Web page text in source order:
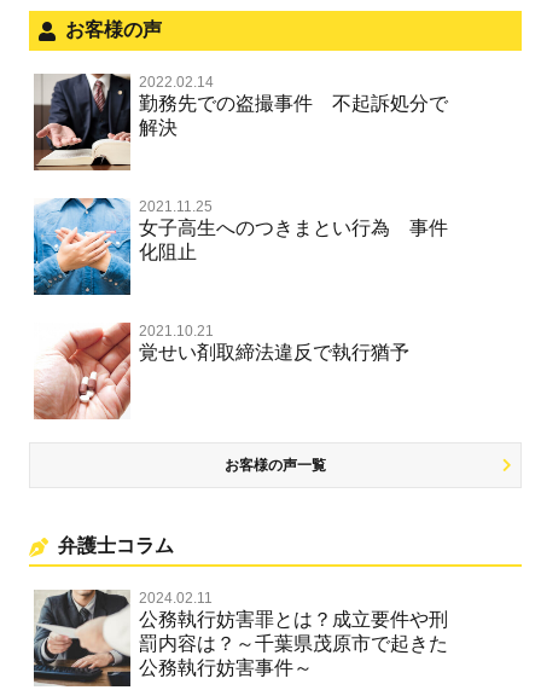
不正競争防止法
住居侵入等
名誉棄損・侮辱
不正競争防止法
風営法・風適法違反
文書偽造・偽造文書行使
著作権法違反・商標法違反
放火・失火
名誉棄損罪・侮辱
面会・差し入れ
お客様の声
2022.02.14
勤務先での盗撮事件 不起訴処分で
解決
2021.11.25
女子高生へのつきまとい行為 事件
化阻止
2021.10.21
覚せい剤取締法違反で執行猶予
お客様の声一覧
弁護士コラム
2024.02.11
公務執行妨害罪とは？成立要件や刑
罰内容は？～千葉県茂原市で起きた
公務執行妨害事件～